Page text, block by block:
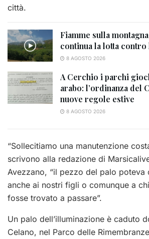
città.
Fiamme sulla
continua la lotta contro
8 AGOSTO 2026
A Cerchio i parchi
arabo: l’ordinanza del
nuove regole estive
8 AGOSTO 2026
“Sollecitiamo una manutenzione
scrivono alla redazione di
Avezzano, “il pezzo del palo poteva
anche ai nostri figli o comunque a
fosse trovato a passare”.
Un palo dell’illuminazione è caduto
Celano, nel Parco delle